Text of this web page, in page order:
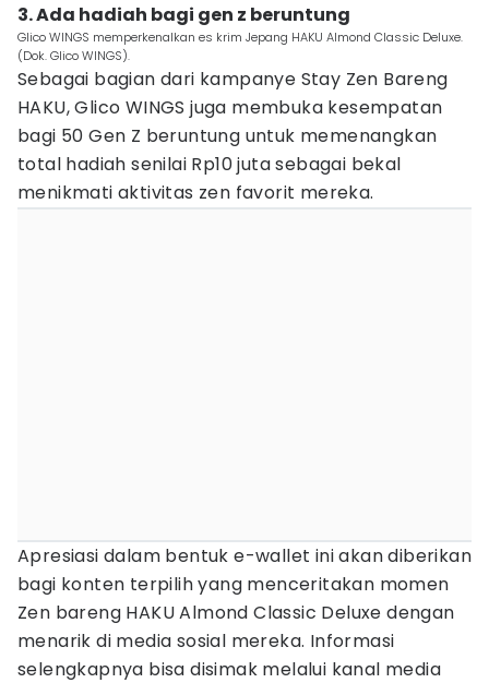
3. Ada hadiah bagi gen z beruntung
Glico WINGS memperkenalkan es krim Jepang HAKU Almond Classic Deluxe.
(Dok. Glico WINGS).
Sebagai bagian dari kampanye Stay Zen Bareng
HAKU, Glico WINGS juga membuka kesempatan
bagi 50 Gen Z beruntung untuk memenangkan
total hadiah senilai Rp10 juta sebagai bekal
menikmati aktivitas zen favorit mereka.
Apresiasi dalam bentuk e-wallet ini akan diberikan
bagi konten terpilih yang menceritakan momen
Zen bareng HAKU Almond Classic Deluxe dengan
menarik di media sosial mereka. Informasi
selengkapnya bisa disimak melalui kanal media